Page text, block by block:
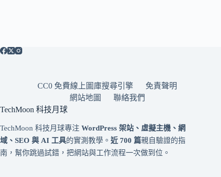
CC0 免費線上圖庫搜尋引擎
免責聲明
網站地圖
聯絡我們
TechMoon 科技月球
TechMoon 科技月球專注 WordPress 架站、虛擬主機、網
域、SEO 與 AI 工具的實測教學。 近 700 篇親自驗證的指
南，幫你跳過試錯，把網站與工作流程一次做到位。